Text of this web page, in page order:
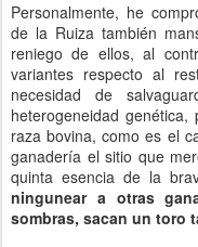
Personalmente, he
de la Ruiza también
reniego de ellos, al
variantes respecto al
necesidad de
heterogeneidad
raza bovina, como es el
ganadería el sitio que
quinta esencia de la
ningunear a otras
sombras, sacan un toro